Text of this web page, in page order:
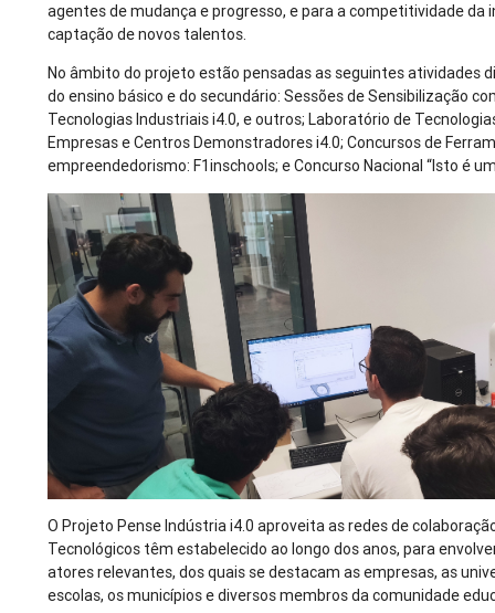
agentes de mudança e progresso, e para a competitividade
captação de novos talentos.
No âmbito do projeto estão pensadas as seguintes atividades
do ensino básico e do secundário: Sessões de Sensibilização
Tecnologias Industriais i4.0, e outros; Laboratório de
Empresas e Centros Demonstradores i4.0; Concursos de
empreendedorismo: F1inschools; e Concurso Nacional “Isto é
O Projeto Pense Indústria i4.0 aproveita as redes de
Tecnológicos têm estabelecido ao longo dos anos, para
atores relevantes, dos quais se destacam as empresas, as
escolas, os municípios e diversos membros da comunidade